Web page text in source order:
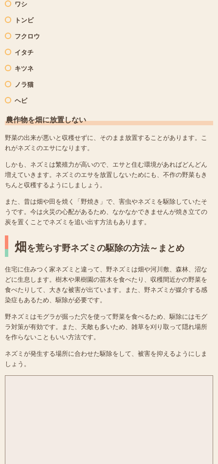
ワシ
トンビ
フクロウ
イタチ
キツネ
ノラ猫
ヘビ
農作物を畑に放置しない
野菜の出来が悪いと収穫せずに、そのまま放置することがあります。こ
れがネズミのエサになります。
しかも、ネズミは繁殖力が高いので、エサと住む環境があればどんどん
増えていきます。ネズミのエサを放置しないためにも、不作の野菜もき
ちんと収穫するようにしましょう。
また、昔は畑や田を焼く「野焼き」で、害虫やネズミを駆除していたそ
うです。今は火災の心配があるため、なかなかできませんが焼き立ての
炭を置くことでネズミを追い出す方法もあります。
畑 を荒らす野ネズミの駆除の方法～まとめ
住宅に住みつく家ネズミと違って、野ネズミは畑や河川敷、森林、沼な
どに生息します。樹木や果樹園の苗木を食べたり、収穫間近かの野菜を
食べたりして、大きな被害が出ています。また、野ネズミが媒介する感
染症もあるため、駆除が必要です。
野ネズミはモグラが掘った穴を使って野菜を食べるため、駆除にはモグ
ラ対策が有効です。また、天敵も多いため、雑草を刈り取って隠れ場所
を作らないこともいい方法です。
ネズミが発生する場所に合わせた駆除をして、被害を抑えるようにしま
しょう。